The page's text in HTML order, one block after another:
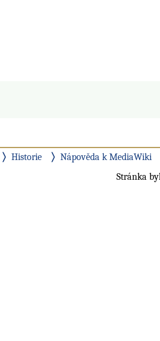
Historie Nápověda k MediaWiki
Stránka